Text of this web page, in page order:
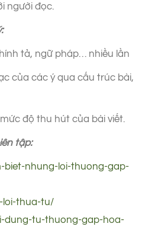
người đọc.
tả, ngữ pháp… nhiều lần
của các ý qua cấu trúc bài,
độ thu hút của bài viết.
tập:
biet-nhung-loi-thuong-gap-
loi-thua-tu/
dung-tu-thuong-gap-hoa-